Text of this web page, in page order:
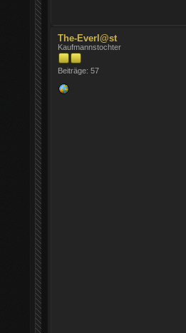
The-Everl@st
Kaufmannstochter
Beiträge: 57